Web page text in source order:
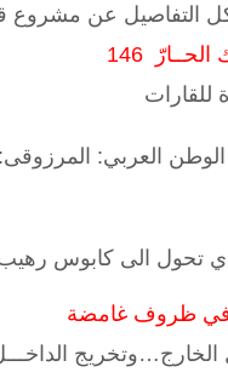
عن مشروع قانون
146
للقارات
الوطن العربي:
تحول الى كابوس
في ظروف غامضة